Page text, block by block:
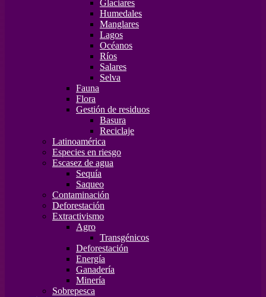
Glaciares
Humedales
Manglares
Lagos
Océanos
Ríos
Salares
Selva
Fauna
Flora
Gestión de residuos
Basura
Reciclaje
Latinoamérica
Especies en riesgo
Escasez de agua
Sequía
Saqueo
Contaminación
Deforestación
Extractivismo
Agro
Transgénicos
Deforestación
Energía
Ganadería
Minería
Sobrepesca